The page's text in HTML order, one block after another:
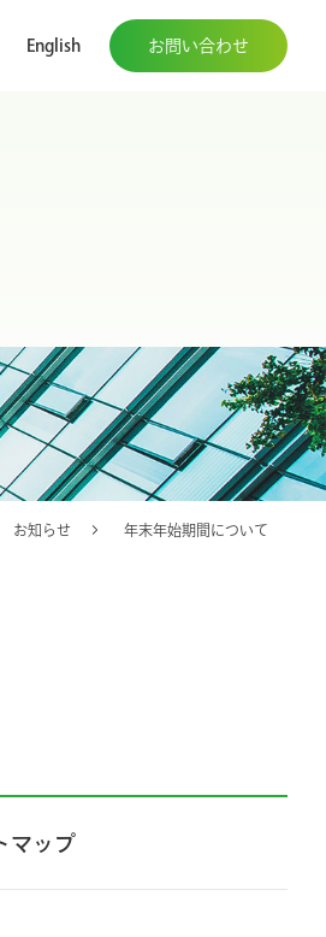
English お問い合わせ
お知らせ 年末年始期間について
マップ